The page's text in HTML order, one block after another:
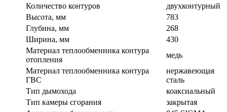
Количество контуров
двухконтурный
Высота, мм
783
Глубина, мм
268
Ширина, мм
430
Материал теплообменника контура
отопления
медь
Материал теплообменника контура
ГВС
нержавеющая
сталь
Тип дымохода
коаксиальный
Тип камеры сгорания
закрытая